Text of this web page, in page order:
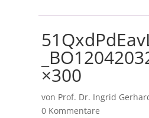
×300
von Prof. Dr. Ingrid
0 Kommentare